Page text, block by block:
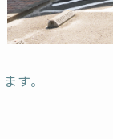
す。